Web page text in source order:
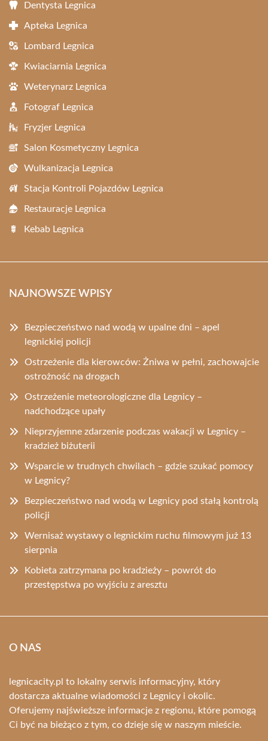
Dentysta Legnica
Apteka Legnica
Lombard Legnica
Kwiaciarnia Legnica
Weterynarz Legnica
Fotograf Legnica
Fryzjer Legnica
Salon Kosmetyczny Legnica
Wulkanizacja Legnica
Stacja Kontroli Pojazdów Legnica
Restauracje Legnica
Kebab Legnica
NAJNOWSZE WPISY
Bezpieczeństwo nad wodą w upalne dni – apel
legnickiej policji
Ostrzeżenie dla kierowców: Żniwa w pełni, zachowajcie
ostrożność na drogach
Ostrzeżenie meteorologiczne dla Legnicy –
nadchodzące upały
Nieprzyjemne zdarzenie podczas wakacji w Legnicy –
kradzież biżuterii
Wsparcie w trudnych chwilach – gdzie szukać pomocy
w Legnicy?
Bezpieczeństwo nad wodą w Legnicy pod stałą kontrolą
policji
Wernisaż wystawy o legnickim ruchu filmowym już 13
sierpnia
Kobieta zatrzymana po kradzieży – powrót do
przestępstwa po wyjściu z aresztu
O NAS
legnicacity.pl to lokalny serwis informacyjny, który
dostarcza aktualne wiadomości z Legnicy i okolic.
Oferujemy najświeższe informacje z regionu, które pomogą
Ci być na bieżąco z tym, co dzieje się w naszym mieście.